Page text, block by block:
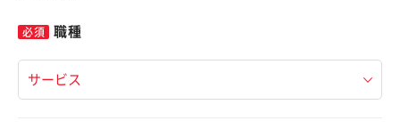
職種